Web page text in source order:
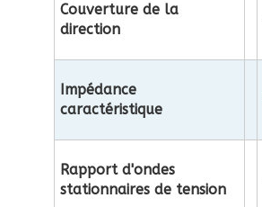
Couverture de la
direction
Impédance
caractéristique
Rapport d'ondes
stationnaires de tension